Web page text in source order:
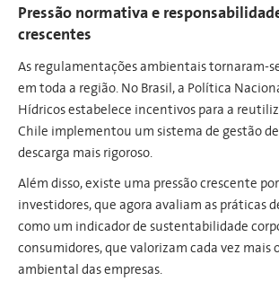
Pressão normativa e
crescentes
As regulamentações ambientais tornaram-
em toda a região. No Brasil, a Política
Hídricos estabelece incentivos para a
Chile implementou um sistema de gestão
descarga mais rigoroso.
Além disso, existe uma pressão crescente
investidores, que agora avaliam as práticas
como um indicador de sustentabilidade
consumidores, que valorizam cada vez mais
ambiental das empresas.